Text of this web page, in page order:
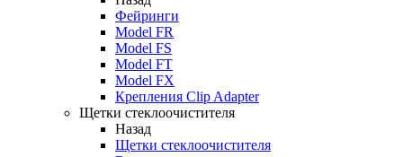
Фейринги
Model FR
Model FS
Model FT
Model FX
Крепления Clip Adapter
Щетки стеклоочистителя
Назад
Щетки стеклоочистителя